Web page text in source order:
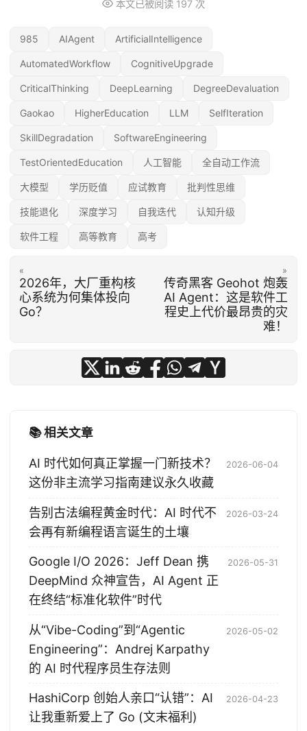
本文已被阅读 197 次
985 AIAgent ArtificialIntelligence
AutomatedWorkflow CognitiveUpgrade
CriticalThinking DeepLearning DegreeDevaluation
Gaokao HigherEducation LLM SelfIteration
SkillDegradation SoftwareEngineering
TestOrientedEducation 人工智能 全自动工作流
大模型 学历贬值 应试教育 批判性思维
技能退化 深度学习 自我迭代 认知升级
软件工程 高等教育 高考
«
2026年，大厂重构核
心系统为何集体投向
Go？
»
传奇黑客 Geohot 炮轰
AI Agent：这是软件工
程史上代价最昂贵的灾
难！
📚 相关文章
AI 时代如何真正掌握一门新技术？
这份非主流学习指南建议永久收藏
2026-06-04
告别古法编程黄金时代：AI 时代不
会再有新编程语言诞生的土壤
2026-03-24
Google I/O 2026：Jeff Dean 携
DeepMind 众神宣告，AI Agent 正
在终结“标准化软件”时代
2026-05-31
从“Vibe-Coding”到“Agentic
Engineering”：Andrej Karpathy
的 AI 时代程序员生存法则
2026-05-02
HashiCorp 创始人亲口“认错”：AI
让我重新爱上了 Go (文末福利)
2026-04-23